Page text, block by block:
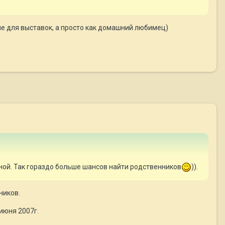
для выставок, а просто как домашний любимец)
Так гораздо больше шансов найти родственников )).
2007г.